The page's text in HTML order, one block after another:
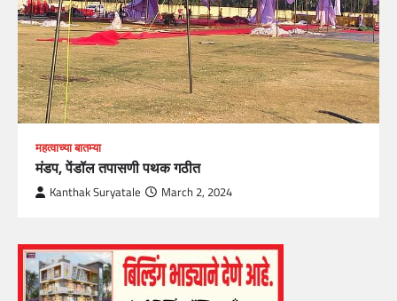
महत्वाच्या बातम्या
मंडप, पेंडॉल तपासणी पथक गठीत
Kanthak Suryatale March 2, 2024